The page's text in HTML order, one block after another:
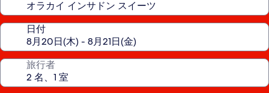
日付
旅行者